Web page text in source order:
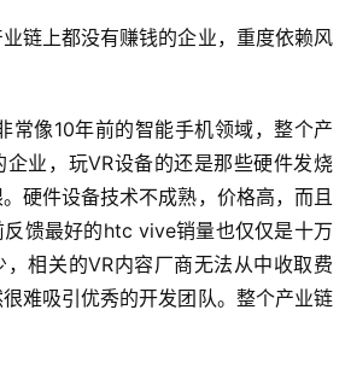
链上都没有赚钱的企业，重度依赖风
常像10年前的智能手机领域，整个产
企业，玩VR设备的还是那些硬件发烧
硬件设备技术不成熟，价格高，而且
馈最好的htc vive销量也仅仅是十万
相关的VR内容厂商无法从中收取费
难吸引优秀的开发团队。整个产业链